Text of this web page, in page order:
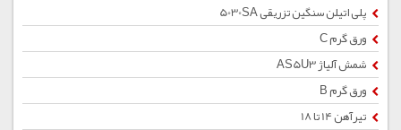
پلی اتیلن سنگین تزریقی 5030SA
ورق گرم C
شمش آلیاژ AS5U3
ورق گرم B
تیرآهن 14 تا 18